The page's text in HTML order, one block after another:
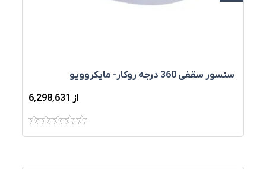
سنسور سقفی 360 درجه روکار- مایکروویو
از 6٬298٬631